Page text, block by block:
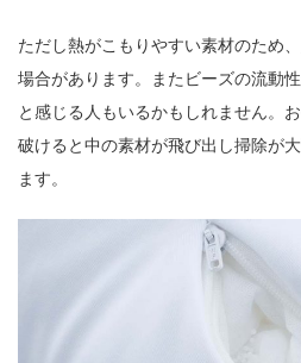
ただし熱がこもりやすい素材のため
場合があります。またビーズの流動
と感じる人もいるかもしれません。
破けると中の素材が飛び出し掃除が
ます。